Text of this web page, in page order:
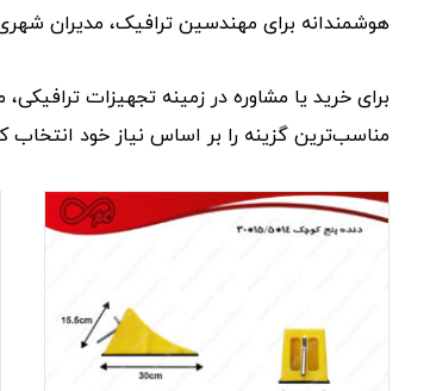
هوشمندانه برای مهندسین ترافیک، مدیران
برای خرید یا مشاوره در زمینه تجهیزات ترافیکی،
مناسب‌ترین گزینه را بر اساس نیاز خود انتخاب